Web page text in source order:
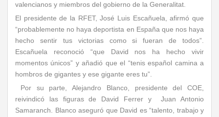
valencianos y miembros del gobierno de la Generalitat.
El presidente de la RFET, José Luis Escañuela, afirmó que
“probablemente no haya deportista en España que nos haya
hecho sentir tus victorias como si fueran de todos”.
Escañuela reconoció “que David nos ha hecho vivir
momentos únicos” y añadió que el “tenis español camina a
hombros de gigantes y ese gigante eres tu”.
Por su parte, Alejandro Blanco, presidente del COE,
reivindicó las figuras de David Ferrer y Juan Antonio
Samaranch. Blanco aseguró que David es “talento, trabajo y